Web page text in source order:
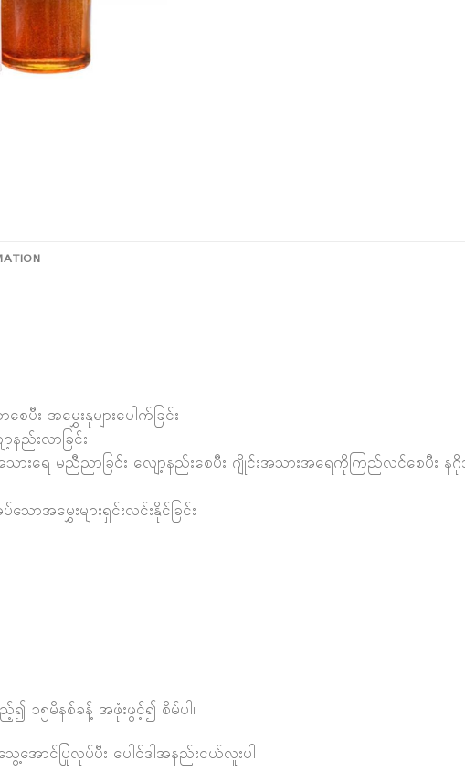
ပီး အမွှေးနုများပေါက်ခြင်း
ည်းလာခြင်း
သားရေ မညီညာခြင်း လျော့နည်းစေပီး ဂျိုင်းအသားအရေကိုကြည်လင်စေပီး
မွှေးများရှင်းလင်းနိုင်ခြင်း
၁၅မိနစ်ခန့် အဖုံးဖွင့်၍ စိမ်ပါ။
အောင်ပြုလုပ်ပီး ပေါင်ဒါအနည်းငယ်လူးပါ